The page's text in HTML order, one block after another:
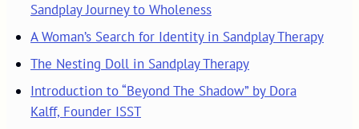
Sandplay Journey to Wholeness
A Woman’s Search for Identity in Sandplay Therapy
The Nesting Doll in Sandplay Therapy
Introduction to “Beyond The Shadow” by Dora
Kalff, Founder ISST